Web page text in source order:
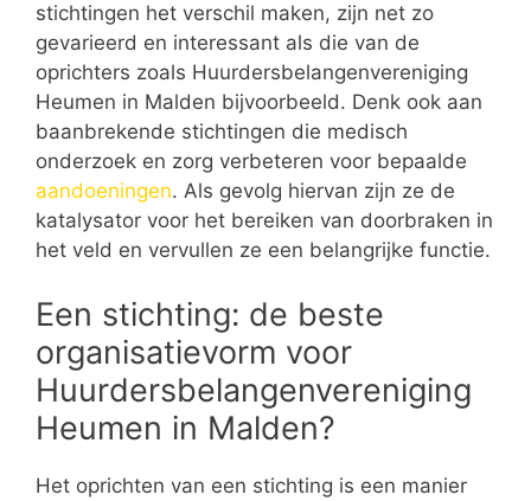
stichtingen het verschil maken, zijn net zo
gevarieerd en interessant als die van de
oprichters zoals Huurdersbelangenvereniging
Heumen in Malden bijvoorbeeld. Denk ook aan
baanbrekende stichtingen die medisch
onderzoek en zorg verbeteren voor bepaalde
aandoeningen. Als gevolg hiervan zijn ze de
katalysator voor het bereiken van doorbraken in
het veld en vervullen ze een belangrijke functie.
Een stichting: de beste
organisatievorm voor
Huurdersbelangenvereniging
Heumen in Malden?
Het oprichten van een stichting is een manier